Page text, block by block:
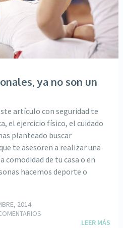
ya no son un
artículo con seguridad te
el ejercicio físico, el cuidado
planteado buscar
te asesoren a realizar una
comodidad de tu casa o en
hacemos deporte o
2014
LEER MÁS